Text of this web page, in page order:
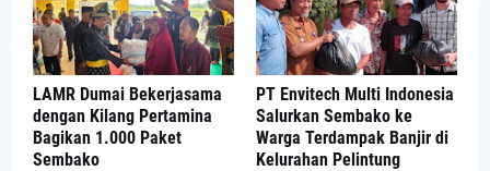
LAMR Dumai Bekerjasama
dengan Kilang Pertamina
Bagikan 1.000 Paket
Sembako
PT Envitech Multi Indonesia
Salurkan Sembako ke
Warga Terdampak Banjir di
Kelurahan Pelintung